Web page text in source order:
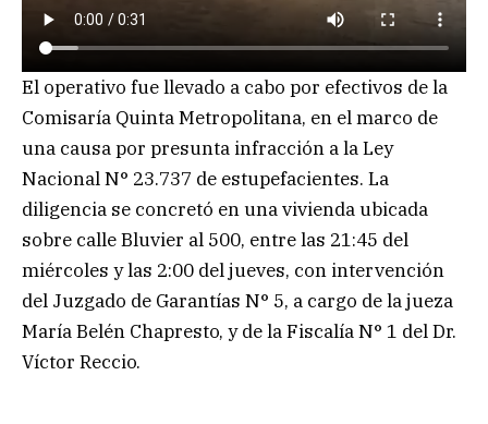
El operativo fue llevado a cabo por efectivos de la
Comisaría Quinta Metropolitana, en el marco de
una causa por presunta infracción a la Ley
Nacional N° 23.737 de estupefacientes. La
diligencia se concretó en una vivienda ubicada
sobre calle Bluvier al 500, entre las 21:45 del
miércoles y las 2:00 del jueves, con intervención
del Juzgado de Garantías N° 5, a cargo de la jueza
María Belén Chapresto, y de la Fiscalía N° 1 del Dr.
Víctor Reccio.